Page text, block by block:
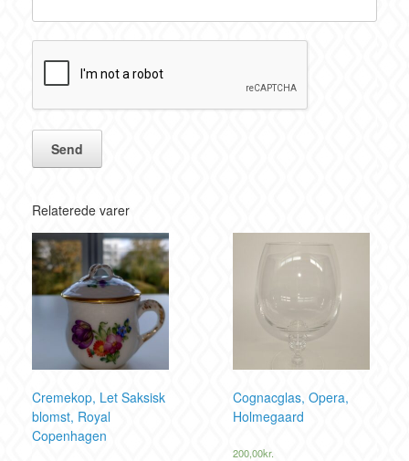
Relaterede varer
Cremekop, Let Saksisk
blomst, Royal
Copenhagen
Cognacglas, Opera,
Holmegaard
200,00kr.